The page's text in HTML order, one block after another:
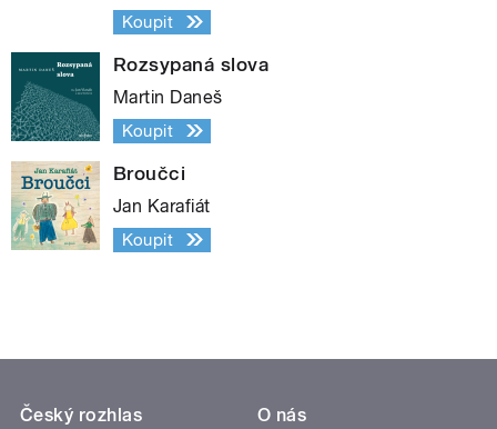
Koupit
Rozsypaná slova
Martin Daneš
Koupit
Broučci
Jan Karafiát
Koupit
Český rozhlas
O nás